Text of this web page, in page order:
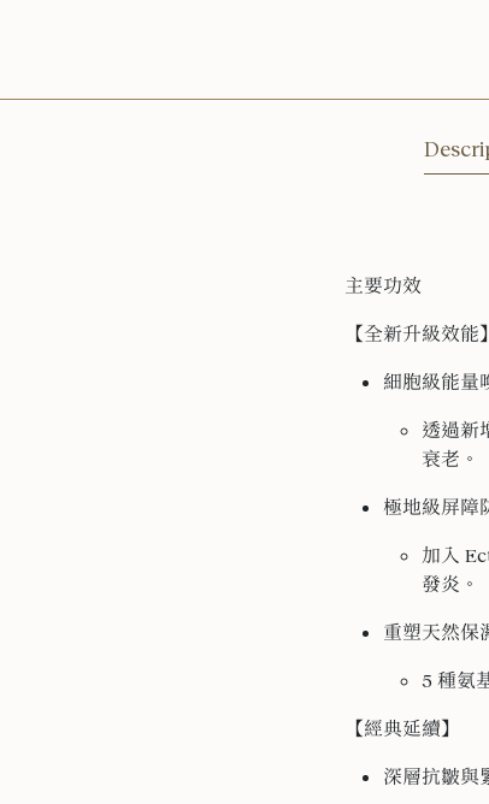
主要功效
【全新升級效能】
細胞級能量
透過新
衰老。
極地級屏障
加入
發炎。
重塑天然保
5 種氨
【經典延續】
深層抗皺與